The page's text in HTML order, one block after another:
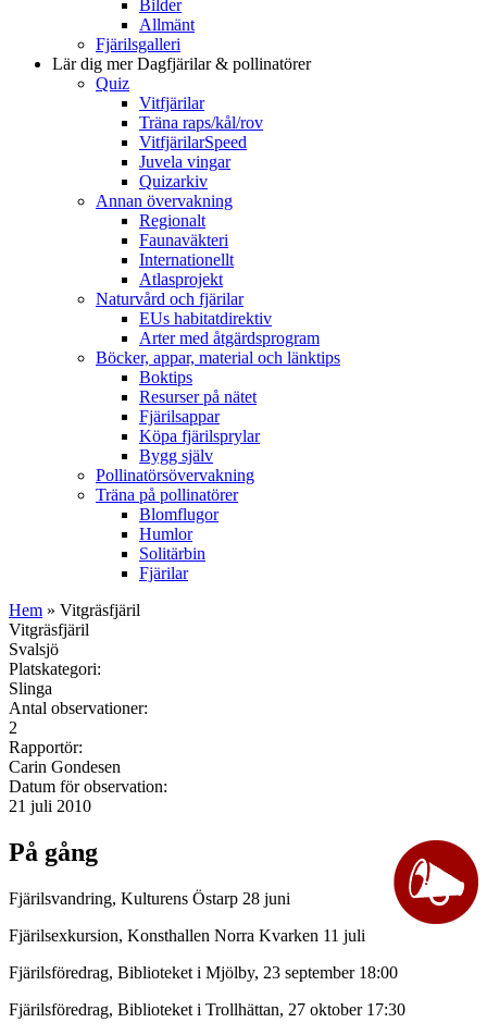
Bilder
Allmänt
Fjärilsgalleri
Lär dig merDagfjärilar & pollinatörer
Quiz
Vitfjärilar
Träna raps/kål/rov
VitfjärilarSpeed
Juvela vingar
Quizarkiv
Annan övervakning
Regionalt
Faunaväkteri
Internationellt
Atlasprojekt
Naturvård och fjärilar
EUs habitatdirektiv
Arter med åtgärdsprogram
Böcker, appar, material och länktips
Boktips
Resurser på nätet
Fjärilsappar
Köpa fjärilsprylar
Bygg själv
Pollinatörsövervakning
Träna på pollinatörer
Blomflugor
Humlor
Solitärbin
Fjärilar
Hem » Vitgräsfjäril
Vitgräsfjäril
Svalsjö
Platskategori:
Slinga
Antal observationer:
2
Rapportör:
Carin Gondesen
Datum för observation:
21 juli 2010
På gång
Fjärilsvandring, Kulturens Östarp 28 juni
Fjärilsexkursion, Konsthallen Norra Kvarken 11 juli
Fjärilsföredrag, Biblioteket i Mjölby, 23 september 18:00
Fjärilsföredrag, Biblioteket i Trollhättan, 27 oktober 17:30